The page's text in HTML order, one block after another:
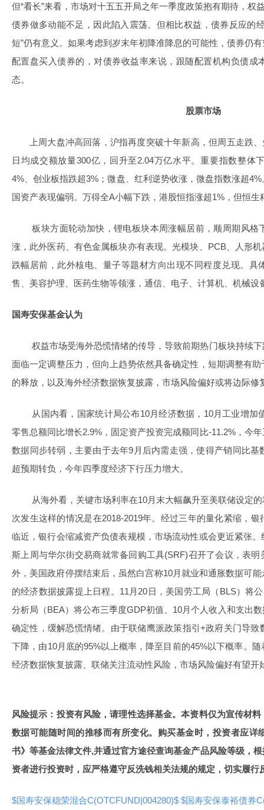
但“看长”来看，市场对十五五开局之年一季度政策抱有期待，权
债券做多动能不足，因此陷入震荡。但相比权益，债券反应的
短”仍有意义。如果考虑到岁末年初降准降息的可能性，债券仍
配置盘买入债券的，对债券收益率来说，跟随配置机构负债成
态。
股票市场
上周大盘冲高回落，沪指再度突破十年新高，但周五走跌
日均成交额放量300亿，回升至2.04万亿水平。重要指数整体
4%、创业板指跌超3%；微盘、红利逆势收涨，微盘指数涨超
国资产表现偏弱。万得全A小幅下跌，港股恒指涨超1%，但恒生
板块方面轮动加快，锂电板块本周涨幅居前，顺周期风格
涨，此外医药、有色金属板块亦有表现。光模块、PCB、人形
跌幅居前，此外核电、量子等题材方向出现不同程度兑现。具
售、美容护理、医药生物等领涨，通信、电子、计算机、机械设
国寿安保基金认为
权益市场受海外恐慌情绪的传导，导致前期热门板块持续
面临一定调整压力，但向上趋势依然具备确定性，短期调整有
的释放，以及海外经济数据恢复披露，市场风险偏好或将边际修
从国内看，国家统计局公布10月经济数据，10月工业增加
零售总额同比增长2.9%，固定资产投资完成额同比-11.2%，今
数据同步转弱，主要由于去年9月后内需走强，使得产销同比基
超预期转负，今年四季度经济下行压力增大。
从海外看，关键市场利率在10月末大幅飙升至美联储设定
次发生这样的情况是在2018-2019年。经过三年的量化紧缩，
临近，银行会缩减资产负债表规模，市场流动性或会更近紧张
斯上周与华尔街交易商就常备回购工具(SRF)召开了会议，表
外，美国政府停摆结束后，虽然白宫称10月就业和通胀数据可
的经济数据披露提上日程。11月20日，美国劳工局（BLS）将
分析局（BEA）将公布三季度GDP初值、10月个人收入和支出
确定性，缓解恐慌情绪。由于联储鹰派政策指引+政府关门导
下降，由10月底的95%以上概率，降至目前的45%以下概率。
经济数据恢复披露、联储关注流动性风险，市场风险偏好有望开
风险提示：投资有风险，请理性选择基金。本资料仅为宣传材
数据可能随时间的推移而有所变化。购买基金时，投资者应详
书》等基金法律文件,并通过官方途径查询基金产品风险等级，
资者进行投资时，应严格遵守反洗钱相关法规的规定，切实履行
$国寿安保稳荣混合C(OTCFUND|004280)$ $国寿安保泰裕债券